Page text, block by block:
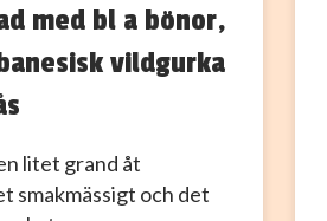
med bl a bönor,
vildgurka
litet grand åt
smakmässigt och det